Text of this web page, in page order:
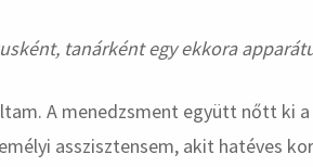
tanárként egy ekkora
A menedzsment együtt nőtt ki
asszisztensem, akit hatéves